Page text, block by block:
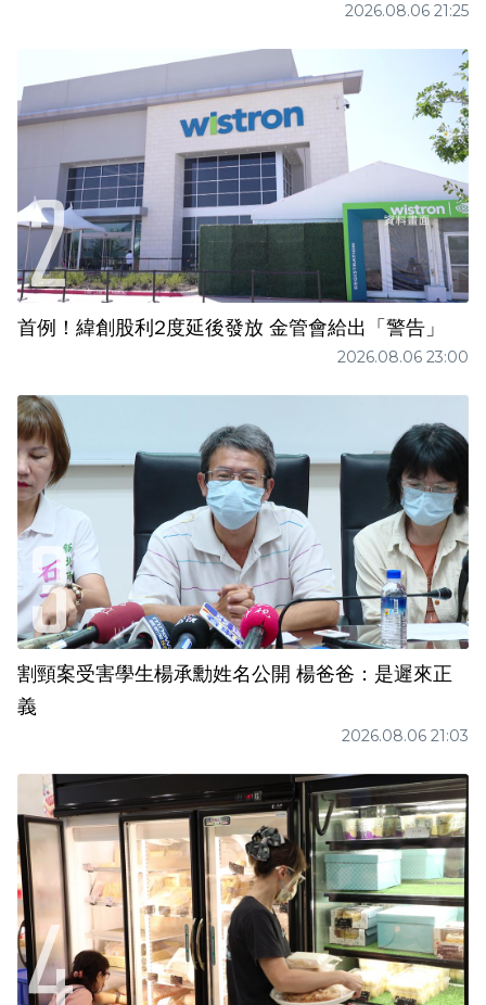
2026.08.06 21:25
首例！緯創股利2度延後發放 金管會給出「警告」
2026.08.06 23:00
割頸案受害學生楊承勳姓名公開 楊爸爸：是遲來正
義
2026.08.06 21:03